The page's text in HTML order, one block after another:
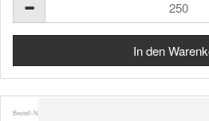
Bestell-Nr. 47360